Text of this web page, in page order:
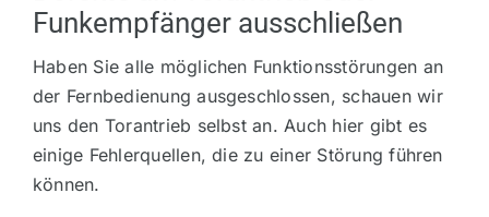
Funkempfänger ausschließen
Haben Sie alle möglichen Funktionsstörungen an
der Fernbedienung ausgeschlossen, schauen wir
uns den Torantrieb selbst an. Auch hier gibt es
einige Fehlerquellen, die zu einer Störung führen
können.